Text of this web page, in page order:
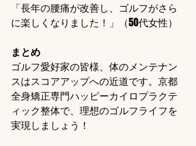
「長年の腰痛が改善し、ゴルフがさら
に楽しくなりました！」（50代女性）
まとめ
ゴルフ愛好家の皆様、体のメンテナン
スはスコアアップへの近道です。京都
全身矯正専門ハッピーカイロプラクテ
ィック整体で、理想のゴルフライフを
実現しましょう！